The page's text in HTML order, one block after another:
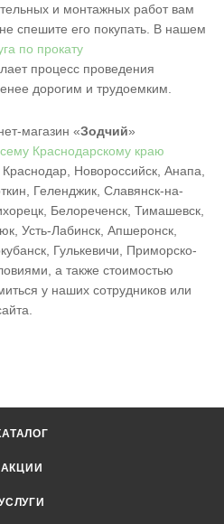
и монтажных работ вам
спешите его покупать. В нашем
по прокату
процесс проведения
дорогим и трудоемким.
магазин «Зодчий»
Краснодарскому краю
Новороссийск, Анапа,
Геленджик, Славянск-на-
Белореченск, Тимашевск,
Усть-Лабинск, Апшеронск,
Гулькевичи, Приморско-
а также стоимостью
у наших сотрудников или
АКЦИИ